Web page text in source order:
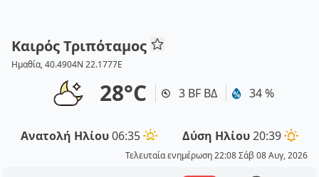
Καιρός Τριπόταμος
Ημαθία, 40.4904N 22.1777E
28°C 3 BF ΒΔ 34 %
Ανατολή Ηλίου06:35 Δύση Ηλίου20:39
Τελευταία ενημέρωση 22:08 Σάβ 08 Αυγ, 2026